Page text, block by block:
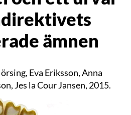
ämnen
Eva Eriksson, Anna
Jes la Cour Jansen, 2015.